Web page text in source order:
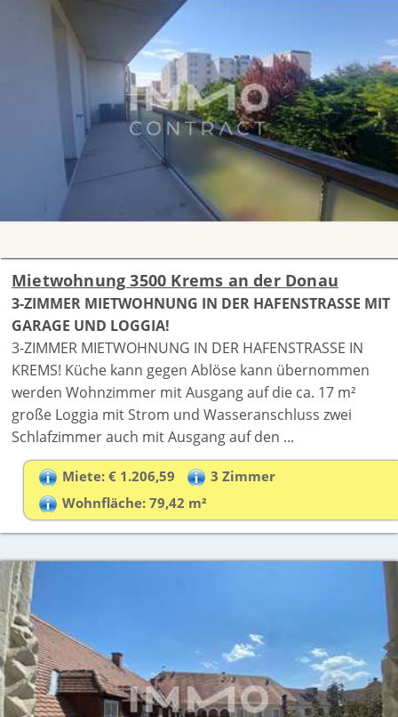
Mietwohnung 3500 Krems an der Donau
3-ZIMMER MIETWOHNUNG IN DER HAFENSTRASSE MIT
GARAGE UND LOGGIA!
3-ZIMMER MIETWOHNUNG IN DER HAFENSTRASSE IN
KREMS! Küche kann gegen Ablöse kann übernommen
werden Wohnzimmer mit Ausgang auf die ca. 17 m²
große Loggia mit Strom und Wasseranschluss zwei
Schlafzimmer auch mit Ausgang auf den ...
Miete: € 1.206,59
3 Zimmer
Wohnfläche: 79,42 m²